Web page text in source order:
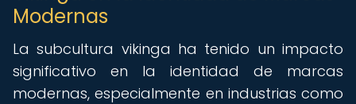
Modernas
La subcultura vikinga ha tenido un impacto
significativo en la identidad de marcas
modernas, especialmente en industrias como